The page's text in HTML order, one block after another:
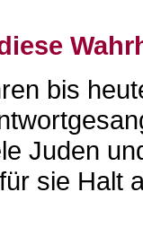
bis
Juden
sie Halt